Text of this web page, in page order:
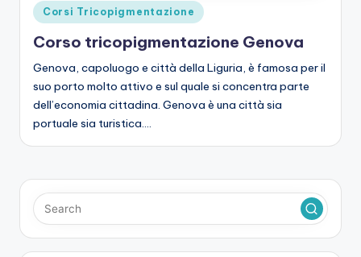
Posted
in
Corsi Tricopigmentazione
Corso tricopigmentazione Genova
Genova, capoluogo e città della Liguria, è famosa per il
suo porto molto attivo e sul quale si concentra parte
dell’economia cittadina. Genova è una città sia
portuale sia turistica.…